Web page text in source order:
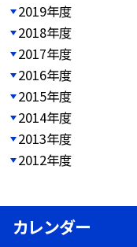
2019年度
2018年度
2017年度
2016年度
2015年度
2014年度
2013年度
2012年度
カレンダー